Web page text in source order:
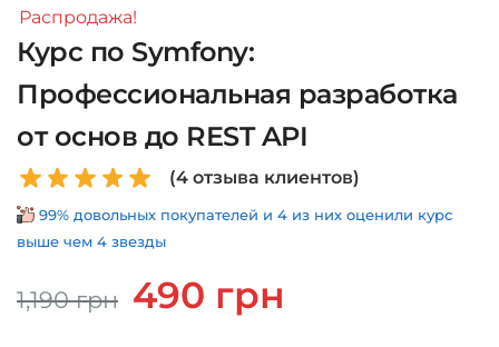
Распродажа!
Курс по Symfony:
Профессиональная разработка
от основ до REST API
(4отзыва клиентов)
99% довольных покупателей и 4 из них оценили курс
выше чем 4 звезды
1,190грн
Первоначальная
цена
490 грн